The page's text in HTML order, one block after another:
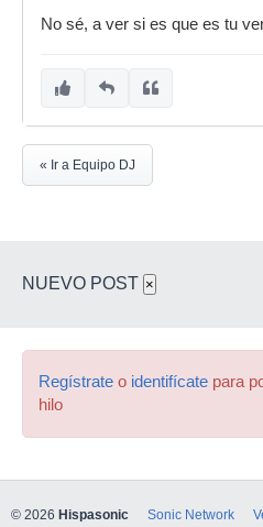
No sé, a ver si es que es tu
« Ir a Equipo DJ
NUEVO POST ×
Regístrate o identifícate para
hilo
© 2026 Hispasonic Sonic Network